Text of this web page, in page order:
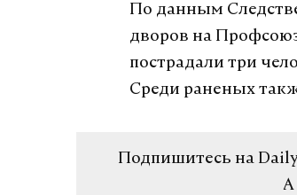
По данным
дворов на
пострадали три
Среди раненых
Подпишитесь на
А